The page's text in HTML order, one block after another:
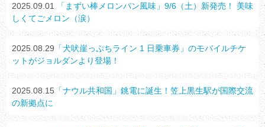
2025.09.01
「まずい棒メロンパン風味」9/6（土）新発売！ 美味
しくてごメロン（涙）
2025.08.29 「犬吠崖っぷちライン 1 日乗車券」のモバイルチケ
ットがジョルダンより登場！
2025.08.15 「ナウル共和国」銚電に誕生！笠上黒生駅が国際交流
の新拠点に